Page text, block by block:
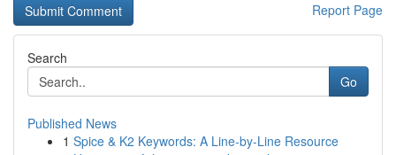
Report Page
Search
Go
Published News
1 Spice & K2 Keywords: A Line-by-Line Resource